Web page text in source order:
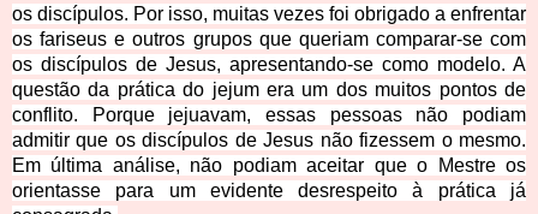
os discípulos. Por isso, muitas vezes foi obrigado a enfrentar
os fariseus e outros grupos que queriam comparar-se com
os discípulos de Jesus, apresentando-se como modelo. A
questão da prática do jejum era um dos muitos pontos de
conflito. Porque jejuavam, essas pessoas não podiam
admitir que os discípulos de Jesus não fizessem o mesmo.
Em última análise, não podiam aceitar que o Mestre os
orientasse para um evidente desrespeito à prática já